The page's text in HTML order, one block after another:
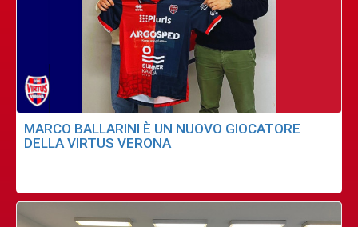
MARCO BALLARINI È UN NUOVO GIOCATORE
DELLA VIRTUS VERONA